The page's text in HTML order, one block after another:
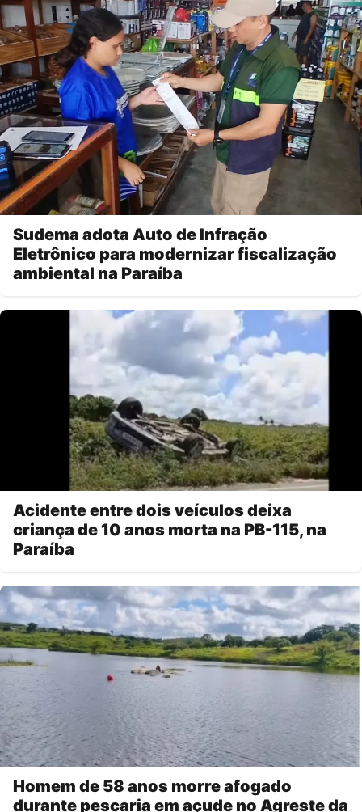
Sudema adota Auto de Infração
Eletrônico para modernizar fiscalização
ambiental na Paraíba
Acidente entre dois veículos deixa
criança de 10 anos morta na PB-115, na
Paraíba
Homem de 58 anos morre afogado
durante pescaria em açude no Agreste da